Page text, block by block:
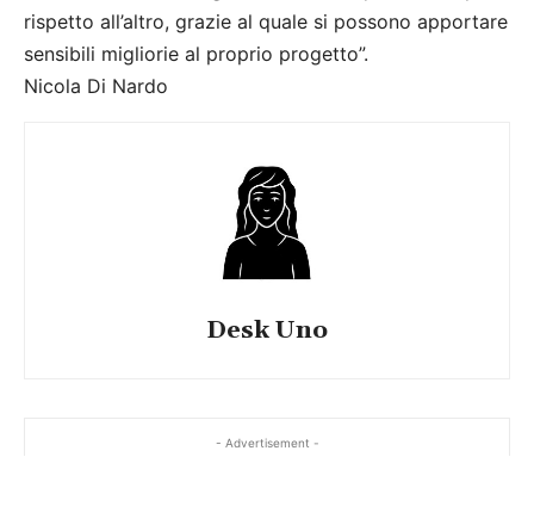
rispetto all’altro, grazie al quale si possono apportare
sensibili migliorie al proprio progetto”.
Nicola Di Nardo
Desk Uno
- Advertisement -